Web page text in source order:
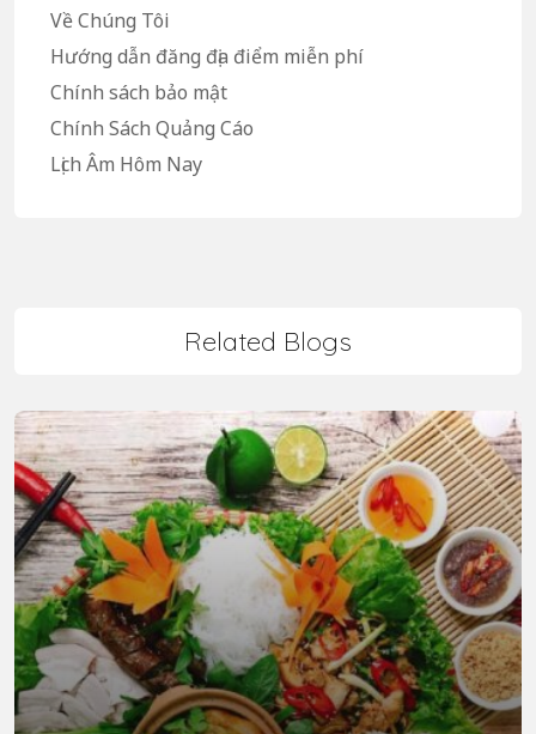
Về Chúng Tôi
Hướng dẫn đăng địa điểm miễn phí
Chính sách bảo mật
Chính Sách Quảng Cáo
Lịch Âm Hôm Nay
Related Blogs